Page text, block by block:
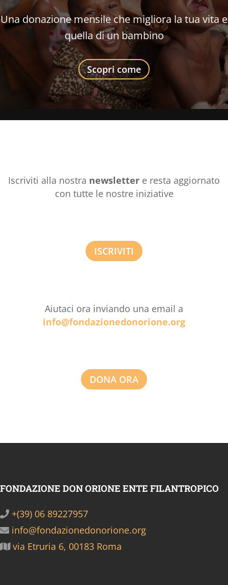
Una donazione mensile che migliora la tua vita e
quella di un bambino
Scopri come
Iscriviti alla nostra newsletter e resta aggiornato
con tutte le nostre iniziative
ISCRIVITI
Aiutaci ora inviando una email a
info@fondazionedonorione.org
DONA ORA
FONDAZIONE DON ORIONE ENTE FILANTROPICO
+(39) 06 89227957
info@fondazionedonorione.org
via Etruria 6, 00183 Roma